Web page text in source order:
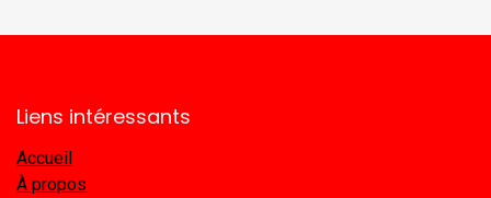
Liens intéressants
Accueil
À propos